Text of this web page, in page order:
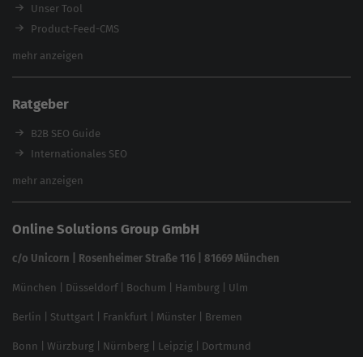
Workshops
Unser Tool
Product-Feed-CMS
Website Analyse
Backlink-Check
Ladezeiten-Check
Brand Protection Tool
Website SEO Check
feed2content.ai
mehr anzeigen
Ratgeber
B2B SEO Guide
Internationales SEO
eCommerce SEO
In ChatGPT gefunden werden
Linkbuilding 2025
Local SEO
SEO für Online Shops
Brand Monitoring 2025
mehr anzeigen
Online Solutions Group GmbH
c/o Unicorn | Rosenheimer Straße 116 | 81669 München
München Düsseldorf| Bochum Hamburg Ulm
Berlin Stuttgart Frankfurt Münster Bremen
Bonn Würzburg Nürnberg Leipzig Dortmund